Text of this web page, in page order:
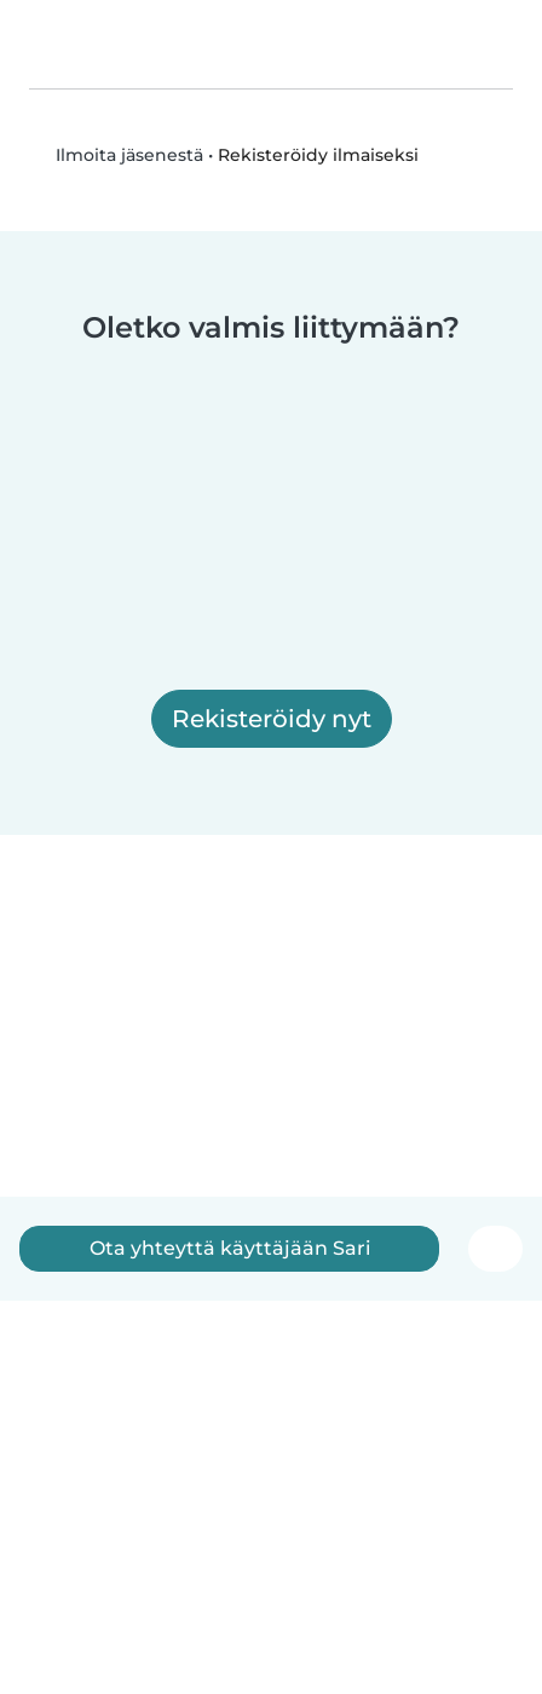
Ilmoita jäsenestä• Rekisteröidy ilmaiseksi
Oletko valmis liittymään?
Rekisteröidy nyt
Ota yhteyttä käyttäjään Sari